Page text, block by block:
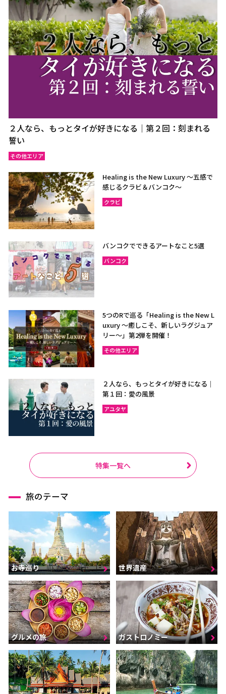
２人なら、もっとタイが好きになる｜第２回：刻まれる
誓い
その他エリア
Healing is the New Luxury ～五感で
感じるクラビ＆バンコク～
クラビ
バンコクでできるアートなこと5選
バンコク
5つのRで巡る「Healing is the New L
uxury ～癒しこそ、新しいラグジュア
リー〜」第2弾を開催！
その他エリア
２人なら、もっとタイが好きになる｜
第１回：愛の風景
アユタヤ
特集一覧へ
旅のテーマ
お寺巡り 世界遺産
グルメの旅 ガストロノミー